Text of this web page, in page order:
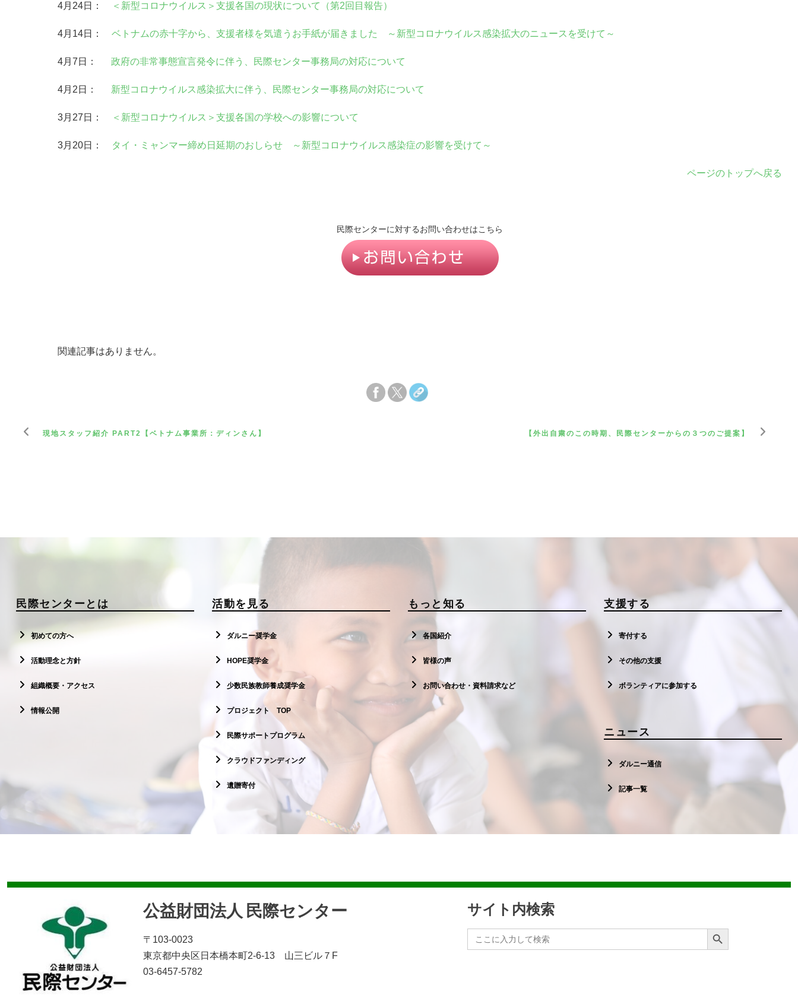
4月24日： ＜新型コロナウイルス＞支援各国の現状について（第2回目報告）
4月14日： ベトナムの⾚⼗字から、⽀援者様を気遣うお⼿紙が届きました ～新型コロナウイルス感染拡大のニュースを受けて～
4月7日： 政府の非常事態宣言発令に伴う、民際センター事務局の対応について
4月2日： 新型コロナウイルス感染拡大に伴う、民際センター事務局の対応について
3月27日： ＜新型コロナウイルス＞支援各国の学校への影響について
3月20日： タイ・ミャンマー締め日延期のおしらせ ～新型コロナウイルス感染症の影響を受けて～
ページのトップへ戻る
民際センターに対するお問い合わせはこちら
関連記事はありません。
現地スタッフ紹介 PART2【ベトナム事業所：ディンさん】 【外出自粛のこの時期、民際センターからの３つのご提案】
民際センターとは
初めての方へ
活動理念と方針
組織概要・アクセス
情報公開
活動を見る
ダルニー奨学金
HOPE奨学金
少数民族教師養成奨学金
プロジェクト TOP
民際サポートプログラム
クラウドファンディング
遺贈寄付
もっと知る
各国紹介
皆様の声
お問い合わせ・資料請求など
支援する
寄付する
その他の支援
ボランティアに参加する
ニュース
ダルニー通信
記事一覧
公益財団法人 民際センター
〒103-0023
東京都中央区日本橋本町2-6-13 山三ビル７F
03-6457-5782
サイト内検索
Search
for:
Search Button